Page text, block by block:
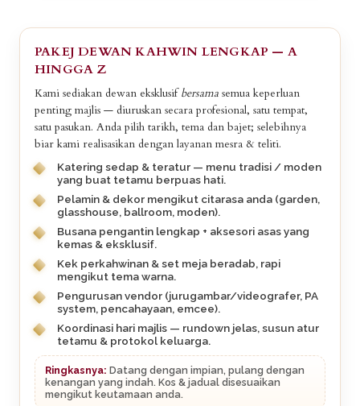
PAKEJ DEWAN KAHWIN LENGKAP — A
HINGGA Z
Kami sediakan dewan eksklusifbersama semua keperluan
penting majlis — diuruskan secara profesional, satu tempat,
satu pasukan. Anda pilih tarikh, tema dan bajet; selebihnya
biar kami realisasikan dengan layanan mesra & teliti.
Katering sedap & teratur — menu tradisi / moden
yang buat tetamu berpuas hati.
Pelamin & dekor mengikut citarasa anda (garden,
glasshouse, ballroom, moden).
Busana pengantin lengkap + aksesori asas yang
kemas & eksklusif.
Kek perkahwinan & set meja beradab, rapi
mengikut tema warna.
Pengurusan vendor (jurugambar/videografer, PA
system, pencahayaan, emcee).
Koordinasi hari majlis — rundown jelas, susun atur
tetamu & protokol keluarga.
Ringkasnya: Datang dengan impian, pulang dengan
kenangan yang indah. Kos & jadual disesuaikan
mengikut keutamaan anda.